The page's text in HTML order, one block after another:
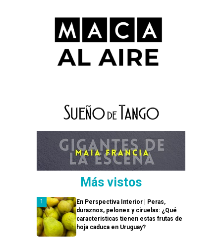
Más vistos
En Perspectiva Interior | Peras,
duraznos, pelones y ciruelas: ¿Qué
características tienen estas frutas de
hoja caduca en Uruguay?